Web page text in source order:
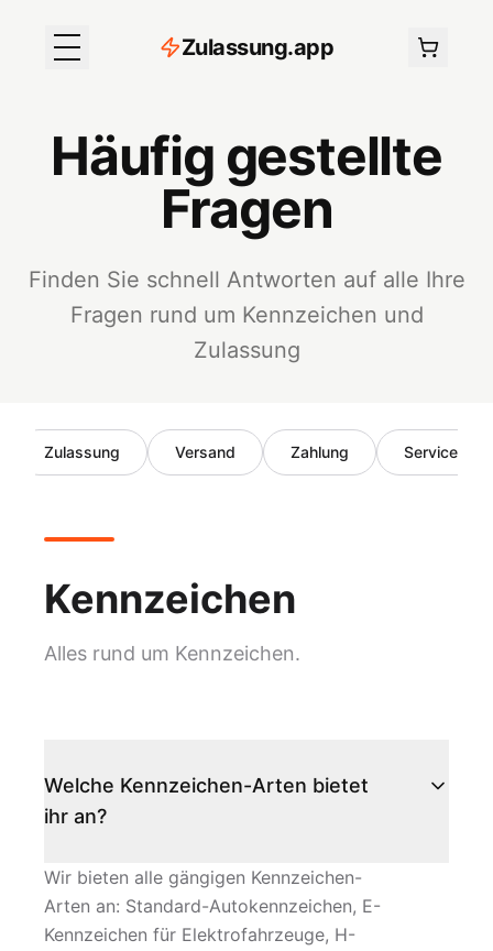
Zulassung.app
Häufig gestellte
Fragen
Finden Sie schnell Antworten auf alle Ihre
Fragen rund um Kennzeichen und
Zulassung
Zulassung Versand Zahlung Service
Kennzeichen
Alles rund um Kennzeichen.
Welche Kennzeichen-Arten bietet
ihr an?
Wir bieten alle gängigen Kennzeichen-
Arten an: Standard-Autokennzeichen, E-
Kennzeichen für Elektrofahrzeuge, H-